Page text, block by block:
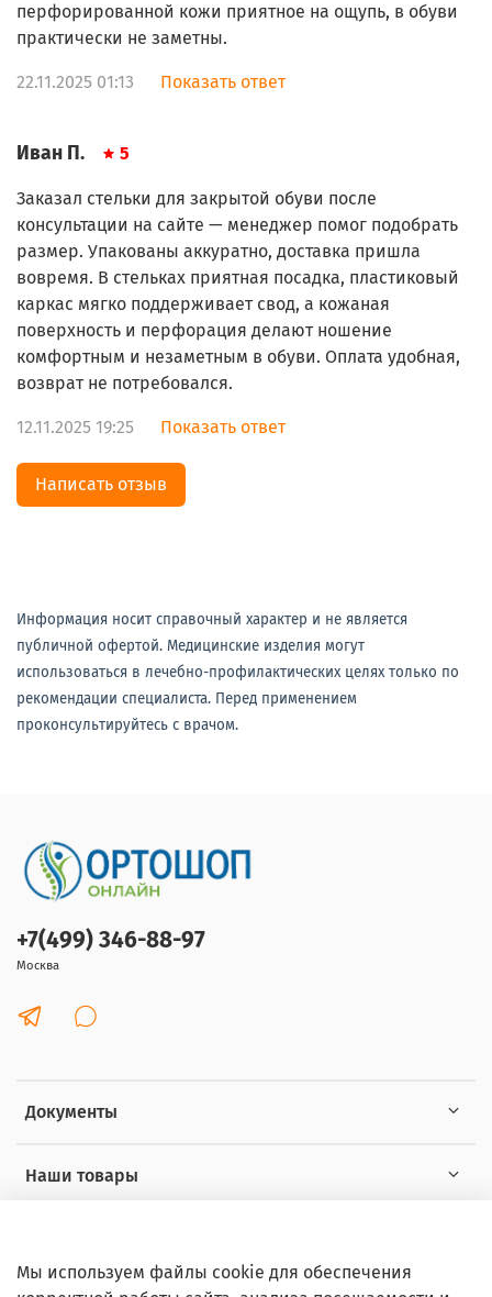
перфорированной кожи приятное на ощупь, в обуви
практически не заметны.
22.11.2025 01:13 Показать ответ
Иван П. 5
Заказал стельки для закрытой обуви после
консультации на сайте — менеджер помог подобрать
размер. Упакованы аккуратно, доставка пришла
вовремя. В стельках приятная посадка, пластиковый
каркас мягко поддерживает свод, а кожаная
поверхность и перфорация делают ношение
комфортным и незаметным в обуви. Оплата удобная,
возврат не потребовался.
12.11.2025 19:25 Показать ответ
Написать отзыв
Информация носит справочный характер и не является
публичной офертой. Медицинские изделия могут
использоваться в лечебно-профилактических целях только по
рекомендации специалиста. Перед применением
проконсультируйтесь с врачом.
Документы
Наши товары
+7(499) 346-88-97
Москва
Мы используем файлы cookie для обеспечения